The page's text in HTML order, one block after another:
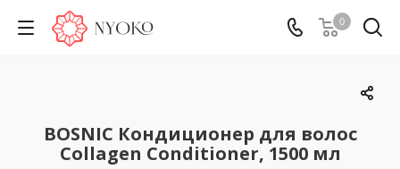
0
BOSNIC Кондиционер для волос
Collagen Conditioner, 1500 мл